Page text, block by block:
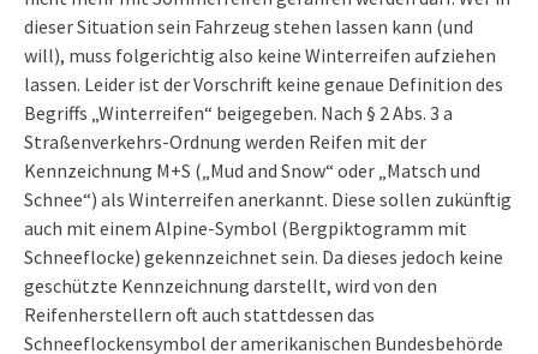
dieser Situation sein Fahrzeug stehen lassen kann (und
will), muss folgerichtig also keine Winterreifen aufziehen
lassen. Leider ist der Vorschrift keine genaue Definition des
Begriffs „Winterreifen“ beigegeben. Nach § 2 Abs. 3 a
Straßenverkehrs-Ordnung werden Reifen mit der
Kennzeichnung M+S („Mud and Snow“ oder „Matsch und
Schnee“) als Winterreifen anerkannt. Diese sollen zukünftig
auch mit einem Alpine-Symbol (Bergpiktogramm mit
Schneeflocke) gekennzeichnet sein. Da dieses jedoch keine
geschützte Kennzeichnung darstellt, wird von den
Reifenherstellern oft auch stattdessen das
Schneeflockensymbol der amerikanischen Bundesbehörde